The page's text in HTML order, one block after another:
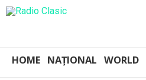
HOME NAȚIONAL WORLD